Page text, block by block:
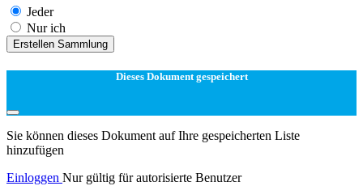
Jeder
Nur ich
Erstellen Sammlung
Dieses Dokument gespeichert
Sie können dieses Dokument auf Ihre gespeicherten Liste
hinzufügen
Einloggen Nur gültig für autorisierte Benutzer